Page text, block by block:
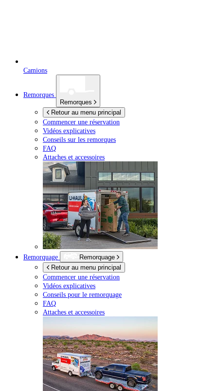
Camions
Remorques
Remorques
Retour au menu principal
Commencer une réservation
Vidéos explicatives
Conseils sur les remorques
FAQ
Attaches et accessoires
Remorquage
Remorquage
Retour au menu principal
Commencer une réservation
Vidéos explicatives
Conseils pour le remorquage
FAQ
Attaches et accessoires